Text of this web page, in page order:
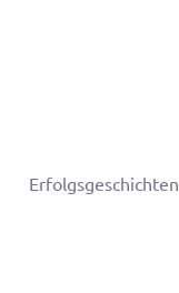
Erfolgsgeschichten